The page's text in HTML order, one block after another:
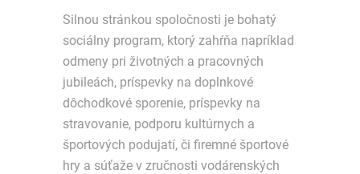
Silnou stránkou spoločnosti je bohatý
sociálny program, ktorý zahŕňa napríklad
odmeny pri životných a pracovných
jubileách, príspevky na doplnkové
dôchodkové sporenie, príspevky na
stravovanie, podporu kultúrnych a
športových podujatí, či firemné športové
hry a súťaže v zručnosti vodárenských